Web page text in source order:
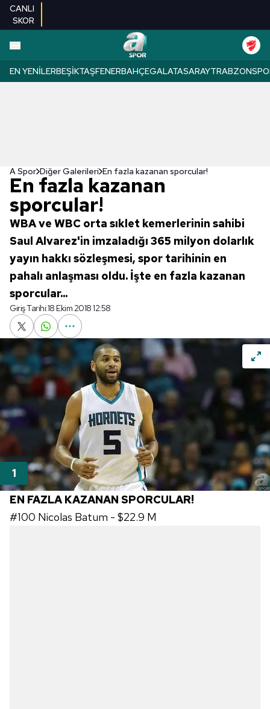
CANLI
SKOR
EN YENILERBEŞIKTAŞFENERBAHÇEGALATASARAY
A Spor Diğer Galerileri En fazla kazanan sporcular!
En fazla kazanan
sporcular!
WBA ve WBC orta sıklet kemerlerinin sahibi
Saul Alvarez'in imzaladığı 365 milyon dolarlık
yayın hakkı sözleşmesi, spor tarihinin en
pahalı anlaşması oldu. İşte en fazla kazanan
sporcular...
Giriş Tarihi:18 Ekim 2018 12:58
EN FAZLA KAZANAN SPORCULAR!
#100 Nicolas Batum - $22.9 M